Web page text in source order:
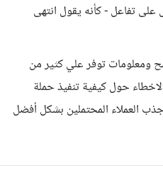
تفاعل - كأنه يقول انتهى
توفر علي كثير من
حول كيفية تنفيذ حملة
العملاء المحتملين بشكل أفضل